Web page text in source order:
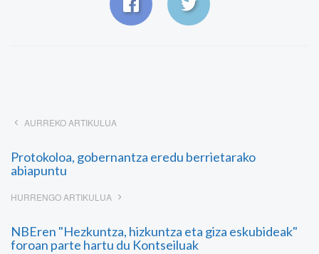
AURREKO ARTIKULUA
Protokoloa, gobernantza eredu berrietarako
abiapuntu
HURRENGO ARTIKULUA
NBEren "Hezkuntza, hizkuntza eta giza eskubideak"
foroan parte hartu du Kontseiluak